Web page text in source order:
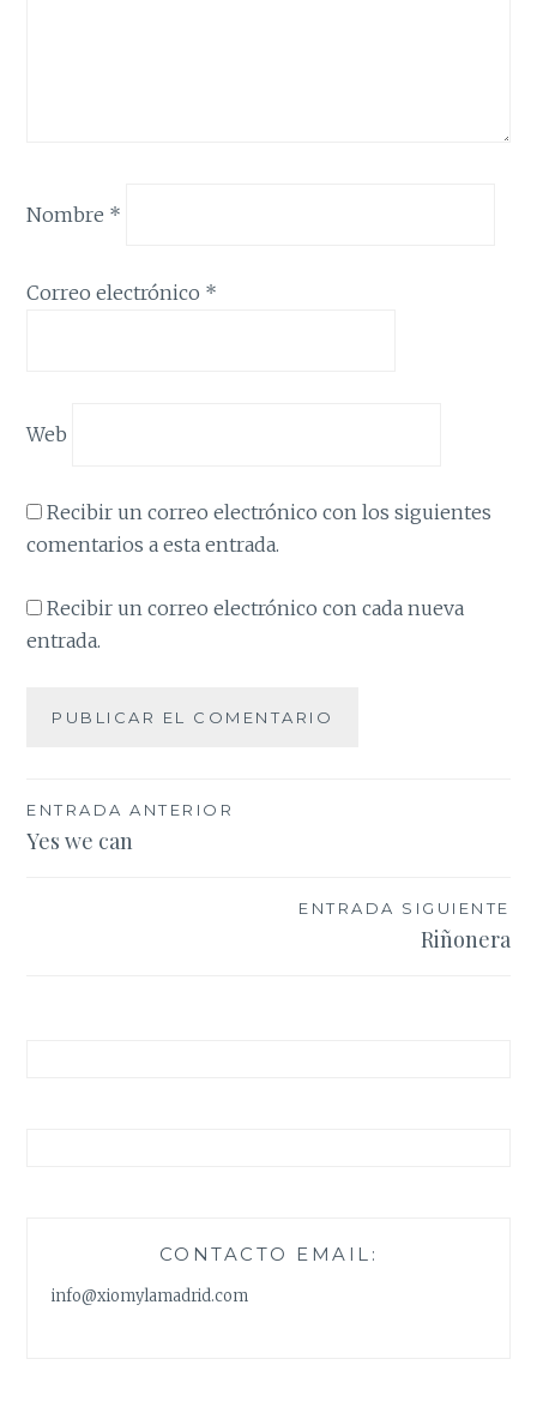
Nombre *
Correo electrónico *
Web
Recibir un correo electrónico con los siguientes
comentarios a esta entrada.
Recibir un correo electrónico con cada nueva
entrada.
Navegación
de
ENTRADA ANTERIOR
Yes we can
ENTRADA SIGUIENTE
Riñonera
CONTACTO EMAIL:
info@xiomylamadrid.com